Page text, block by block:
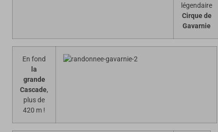
légendaire
Cirque de
Gavarnie
En fond
la
grande
Cascade,
plus de
420 m !